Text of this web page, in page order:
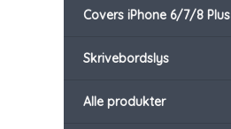
Covers iPhone 6/7/8 Plus
Skrivebordslys
Alle produkter